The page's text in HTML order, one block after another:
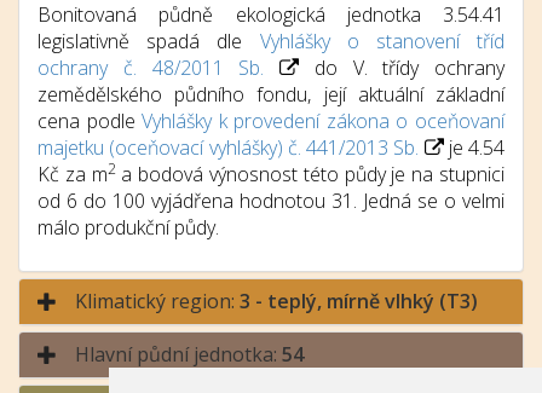
Bonitovaná půdně ekologická jednotka 3.54.41
legislativně spadá dle Vyhlášky o stanovení tříd
ochrany č. 48/2011 Sb.
do V. třídy ochrany
zemědělského půdního fondu, její aktuální základní
cena podleVyhlášky k provedení zákona o oceňovaní
majetku (oceňovací vyhlášky) č. 441/2013 Sb.
je 4.54
Kč za m2a bodová výnosnost této půdy je na stupnici
od 6 do 100 vyjádřena hodnotou 31. Jedná se o velmi
málo produkční půdy.
Klimatický region: 3 - teplý, mírně vlhký (T3)
Hlavní půdní jednotka: 54